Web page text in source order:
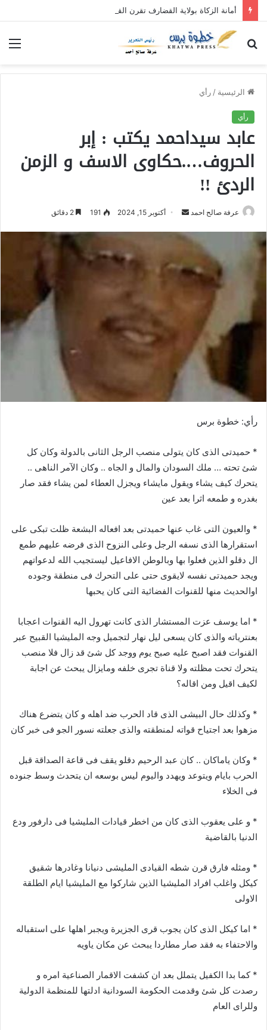
الرئيسية / رأي
رأي
عابد سيداحمد يكتب : إبر
الحروف….حكاوى الاسف و الزمن
الردئ !!
عرفة صالح احمد
ب
ك
ا
أكتوبر 15, 2024 191
رأي: خطوة برس
* حميدتى الذى كان يتولى منصب الرجل الثانى بالدولة وكان كل
شئ تحته … ملك السودان والمال و الجاه .. وكان الآمر الناهى ..
يتحرك كيف يشاء ويقول مايشاء ويجزل العطاء لمن يشاء فقد صار
بغدره و طمعه اثرا بعد عين
* والعيون التى غاب عنها حميدتى بعد افعاله البشعة ظلت تبكى على
استقرارها الذى نسفه الرجل وعلى النزوح الذى فرضه عليهم طمع
ال دقلو الذين فعلوا بها وبالوطن الافاعيل ليستجيب الله لدعواتهم
ويجد حميدتى نفسه لايقوى حتى على التحرك فى منطقة وجوده
اوالحديث منها للقنوات الفضائية التى كان يحبها
* اما يوسف عزت المستشار الذى كانت تهرول اليه القنوات اعجابا
بعنترياته والذى كان يسعى ليل نهار لتجميل وجه المليشيا القبيح عبر
القنوات فقد اصبح عليه صبح يوم ووجد كل شئ قد زال فلا منصب
يتحرك تحت مظلته ولا قناة تجرى خلفه ومايزال يبحث عن اجابة
لكيف اقيل ومن اقاله؟
* وكذلك حال البيشى الذى قاد الحرب ضد اهله و كان يتضرع هناك
مزهوا بعد اجتياح قواته لمنطقته والذى جعلته نسور الجو فى خبر كان
* وكان ياماكان .. كان عبد الرحيم دقلو يقف فى قاعة الصداقة قبل
الحرب بايام ويتوعد ويهدد واليوم ليس بوسعه ان يتحدث وسط جنوده
فى الخلاء
* و على يعقوب الذى كان من اخطر قيادات المليشيا فى دارفور ودع
الدنيا بالقاضية
* ومثله فارق قرن شطه القيادى المليشى دنيانا وغادرها شقيق
كيكل واغلب افراد المليشيا الذين شاركوا مع المليشيا ايام الطلقة
الاولى
* اما كيكل الذى كان يجوب قرى الجزيرة ويجبر اهلها على استقباله
والاحتفاء به فقد صار مطاردا يبحث عن مكان ياويه
* كما بدا الكفيل يتملل بعد ان كشفت الاقمار الصناعية امره و
رصدت كل شئ وقدمت الحكومة السودانية ادلتها للمنظمة الدولية
وللراى العام